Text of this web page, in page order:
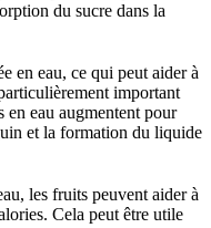
du sucre dans la
en eau, ce qui peut aider à
important
en eau augmentent pour
et la formation du liquide
les fruits peuvent aider à
Cela peut être utile